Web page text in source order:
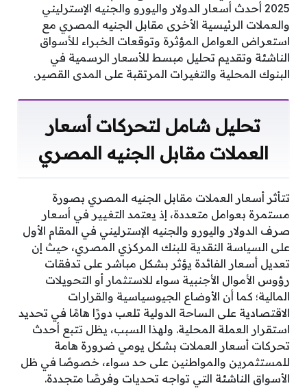
2025 أحدث أسعار الدولار واليورو والجنيه الإسترليني
والعملات الرئيسية الأخرى مقابل الجنيه المصري مع
استعراض العوامل المؤثرة وتوقعات الخبراء للأسواق
الناشئة وتقديم تحليل مبسط للأسعار الرسمية في
البنوك المحلية والتغيرات المرتقبة على المدى القصير.
تحليل شامل لتحركات أسعار
العملات مقابل الجنيه المصري
تتأثر أسعار العملات مقابل الجنيه المصري بصورة
مستمرة بعوامل متعددة، إذ يعتمد التغيير في أسعار
صرف الدولار واليورو والجنيه الإسترليني في المقام الأول
على السياسة النقدية للبنك المركزي المصري، حيث إن
تعديل أسعار الفائدة يؤثر بشكل مباشر على تدفقات
رؤوس الأموال الأجنبية سواء للاستثمار أو التحويلات
المالية؛ كما أن الأوضاع الجيوسياسية والقرارات
الاقتصادية على الساحة الدولية تلعب دورًا هامًا في تحديد
استقرار العملة المحلية. ولهذا السبب، يظل تتبع أحدث
تحركات أسعار العملات بشكل يومي ضرورة هامة
للمستثمرين والمواطنين على حد سواء، خصوصًا في ظل
الأسواق الناشئة التي تواجه تحديات وفرصًا متجددة.